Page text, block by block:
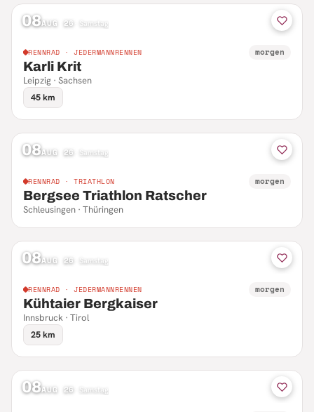
08AUG 26 Samstag
RENNRAD · JEDERMANNRENNEN morgen
Karli Krit
Leipzig · Sachsen
45 km
08AUG 26 Samstag
RENNRAD · TRIATHLON morgen
Bergsee Triathlon Ratscher
Schleusingen · Thüringen
08AUG 26 Samstag
RENNRAD · JEDERMANNRENNEN morgen
Kühtaier Bergkaiser
Innsbruck · Tirol
25 km
08AUG 26 Samstag